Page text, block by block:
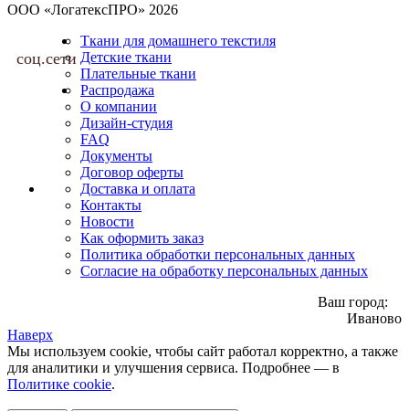
ООО «ЛогатексПРО» 2026
соц.сети
Ткани для домашнего текстиля
Детские ткани
Плательные ткани
Распродажа
О компании
Дизайн-студия
FAQ
Документы
Договор оферты
Доставка и оплата
Контакты
Новости
Как оформить заказ
Политика обработки персональных данных
Согласие на обработку персональных данных
Ваш город:
Иваново
Наверх
Мы используем cookie, чтобы сайт работал корректно, а также
для аналитики и улучшения сервиса. Подробнее — в
Политике cookie.